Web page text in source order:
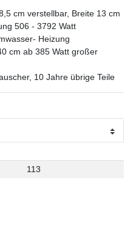
cm verstellbar, Breite 13 cm
506 - 3792 Watt
Heizung
cm ab 385 Watt großer
10 Jahre übrige Teile
113